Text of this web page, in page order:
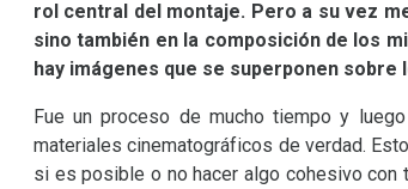
rol central del montaje. Pero a su vez
sino también en la composición de los
hay imágenes que se superponen
Fue un proceso de mucho tiempo y
materiales cinematográficos de verdad.
si es posible o no hacer algo cohesivo con